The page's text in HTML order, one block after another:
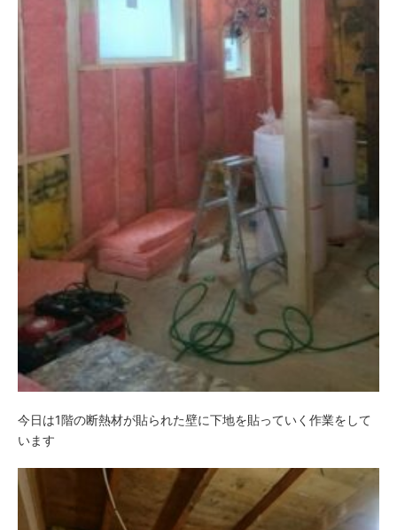
今日は1階の断熱材が貼られた壁に下地を貼っていく作業をして
います